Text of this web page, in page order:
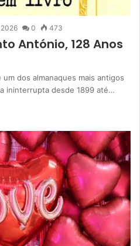
0 473
António, 128 Anos
dos almanaques mais antigos
ininterrupta desde 1899 até…